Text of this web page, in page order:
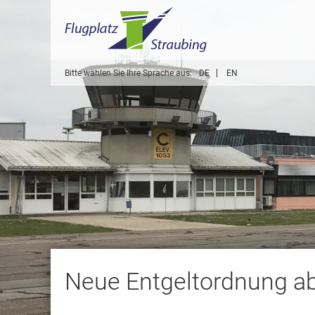
Bitte wählen Sie Ihre Sprache aus: DE EN
Neue Entgeltordnung